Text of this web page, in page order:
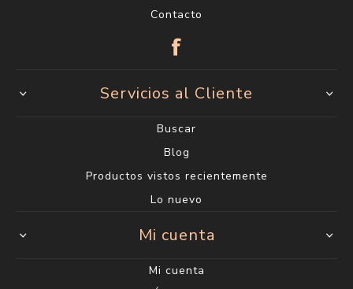
Contacto
Servicios al Cliente
Buscar
Blog
Productos vistos recientemente
Lo nuevo
Mi cuenta
Mi cuenta